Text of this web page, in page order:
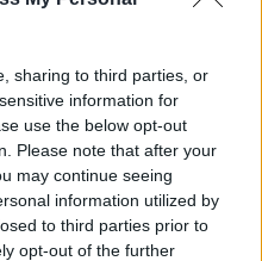
sharing to third parties, or
information for
use the below opt-out
Please note that after your
may continue seeing
information utilized by
to third parties prior to
opt-out of the further
go-to-market de